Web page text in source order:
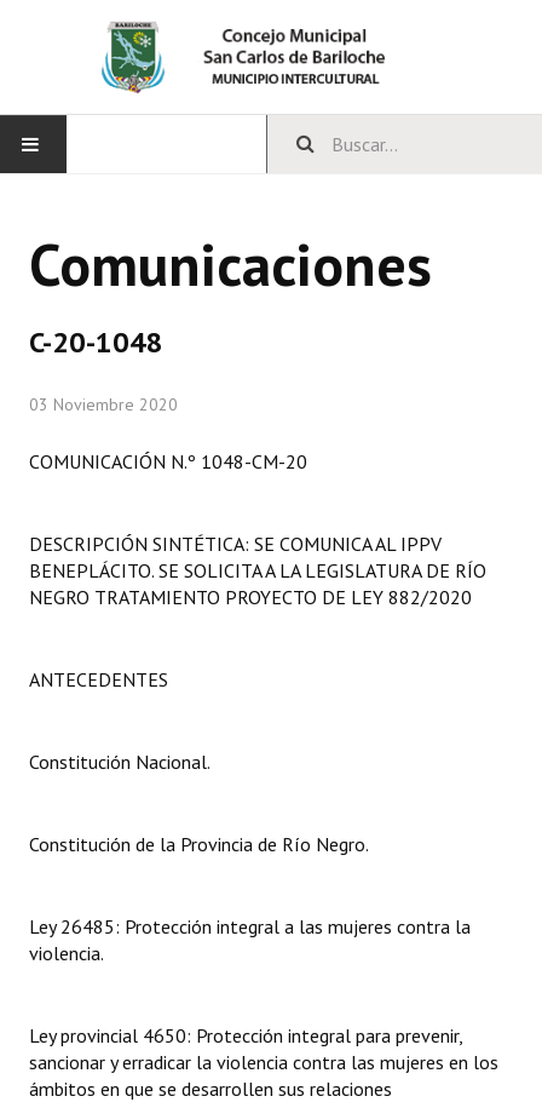
CONCEJO
Comisiones Especiales
Programas
Constitución Nacional
Carta Orgánica 2007
Organigrama
Informes de Gestión
Proyectos Presentados
Comunicaciones
C-20-1048
03 Noviembre 2020
COMUNICACIÓN N.º 1048-CM-20
DESCRIPCIÓN SINTÉTICA: SE COMUNICA AL IPPV
BENEPLÁCITO. SE SOLICITA A LA LEGISLATURA DE RÍO
NEGRO TRATAMIENTO PROYECTO DE LEY 882/2020
ANTECEDENTES
Constitución Nacional.
Constitución de la Provincia de Río Negro.
Ley 26485: Protección integral a las mujeres contra la
violencia.
Ley provincial 4650: Protección integral para prevenir,
sancionar y erradicar la violencia contra las mujeres en los
ámbitos en que se desarrollen sus relaciones